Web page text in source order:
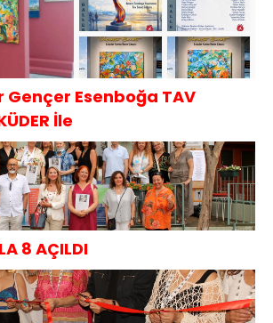
Gençer Esenboğa TAV
İle
8 AÇILDI